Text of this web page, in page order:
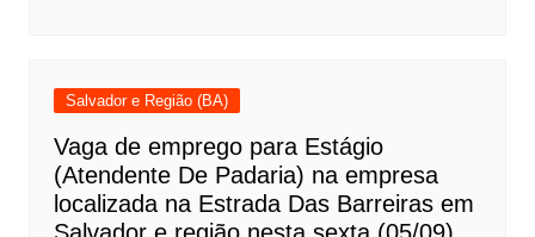
Salvador e Região (BA)
Vaga de emprego para Estágio
(Atendente De Padaria) na empresa
localizada na Estrada Das Barreiras em